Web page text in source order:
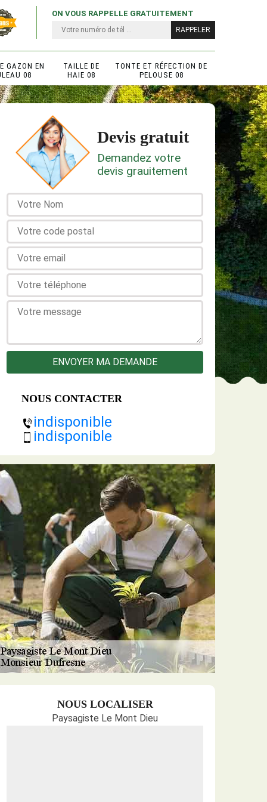
ON VOUS RAPPELLE GRATUITEMENT
GAZON EN
08
TAILLE DE
HAIE 08
TONTE ET RÉFECTION DE
PELOUSE 08
Devis gratuit
Demandez votre
devis grauitement
NOUS CONTACTER
indisponible
indisponible
NOUS LOCALISER
Paysagiste Le Mont Dieu